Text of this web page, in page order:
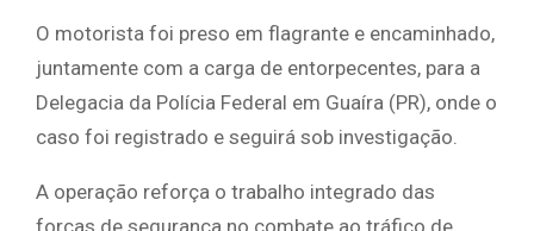
O motorista foi preso em flagrante e encaminhado,
juntamente com a carga de entorpecentes, para a
Delegacia da Polícia Federal em Guaíra (PR), onde o
caso foi registrado e seguirá sob investigação.
A operação reforça o trabalho integrado das
forças de segurança no combate ao tráfico de